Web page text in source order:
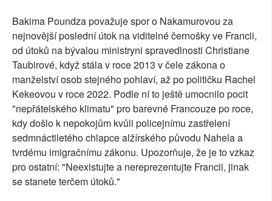
Bakima Poundza považuje spor o Nakamurovou za
nejnovější poslední útok na viditelné černošky ve Francii,
od útoků na bývalou ministryni spravedlnosti Christiane
Taubirové, když stála v roce 2013 v čele zákona o
manželství osob stejného pohlaví, až po političku Rachel
Kekeovou v roce 2022. Podle ní to ještě umocnilo pocit
"nepřátelského klimatu" pro barevné Francouze po roce,
kdy došlo k nepokojům kvůli policejnímu zastřelení
sedmnáctiletého chlapce alžírského původu Nahela a
tvrdému imigračnímu zákonu. Upozorňuje, že je to vzkaz
pro ostatní: "Neexistujte a nereprezentujte Francii, jinak
se stanete terčem útoků."